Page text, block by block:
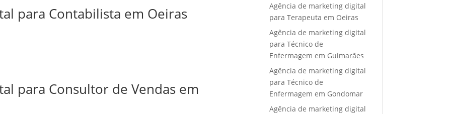
para Contabilista em Oeiras
para Consultor de Vendas em
Agência de marketing digital
para Terapeuta em Oeiras
Agência de marketing digital
para Técnico de
Enfermagem em Guimarães
Agência de marketing digital
para Técnico de
Enfermagem em Gondomar
Agência de marketing digital